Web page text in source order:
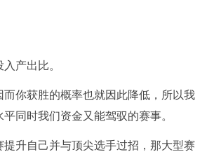
产出比。
你获胜的概率也就因此降低，所以我
同时我们资金又能驾驭的赛事。
升自己并与顶尖选手过招，那大型赛